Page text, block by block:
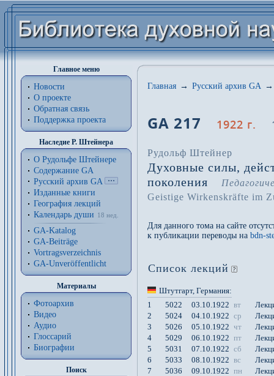
Главное меню
Новости
О проекте
Обратная связь
Поддержка проекта
Наследие Р. Штейнера
О Рудольфе Штейнере
Содержание GA
Русский архив GA
Изданные книги
География лекций
Календарь души
18 нед.
GA-Katalog
GA-Beiträge
Vortragsverzeichnis
GA-Unveröffentlicht
Материалы
Фотоархив
Видео
Аудио
Глоссарий
Биографии
Поиск
Главная → Русский архив GA →
GA 217 1922 г.
Рудольф Штейнер
Духовные силы,
поколения
Geistige Wirkenskräfte im
Для данного тома на сайте
к публикации переводы на bdn-
Список лекций
Штутгарт, Германия:
1
5022 03.10.1922 вт
2
5024 04.10.1922 ср
3
5026 05.10.1922 чт
4
5029 06.10.1922 пт
5
5031 07.10.1922 сб
6
5033 08.10.1922 вс
7
5036 09.10.1922 пн